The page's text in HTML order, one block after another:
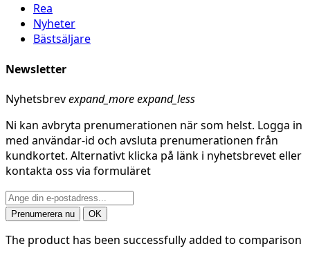
Rea
Nyheter
Bästsäljare
Newsletter
Nyhetsbrevexpand_moreexpand_less
Ni kan avbryta prenumerationen när som helst. Logga in
med användar-id och avsluta prenumerationen från
kundkortet. Alternativt klicka på länk i nyhetsbrevet eller
kontakta oss via formuläret
The product has been successfully added to comparison